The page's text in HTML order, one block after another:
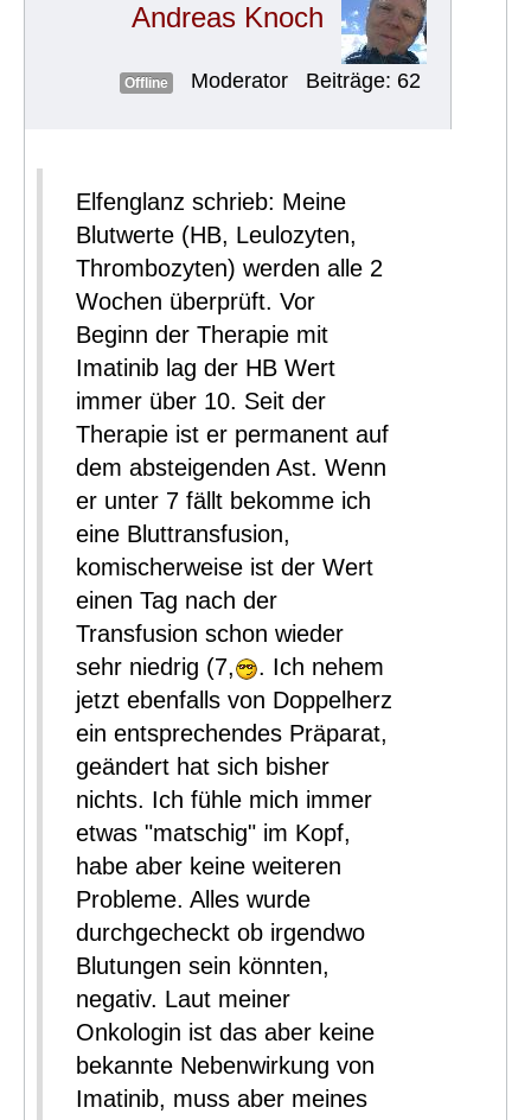
Andreas Knoch
Offline Moderator Beiträge: 62
Elfenglanz schrieb: Meine
Blutwerte (HB, Leulozyten,
Thrombozyten) werden alle 2
Wochen überprüft. Vor
Beginn der Therapie mit
Imatinib lag der HB Wert
immer über 10. Seit der
Therapie ist er permanent auf
dem absteigenden Ast. Wenn
er unter 7 fällt bekomme ich
eine Bluttransfusion,
komischerweise ist der Wert
einen Tag nach der
Transfusion schon wieder
sehr niedrig (7,
. Ich nehem
jetzt ebenfalls von Doppelherz
ein entsprechendes Präparat,
geändert hat sich bisher
nichts. Ich fühle mich immer
etwas "matschig" im Kopf,
habe aber keine weiteren
Probleme. Alles wurde
durchgecheckt ob irgendwo
Blutungen sein könnten,
negativ. Laut meiner
Onkologin ist das aber keine
bekannte Nebenwirkung von
Imatinib, muss aber meines